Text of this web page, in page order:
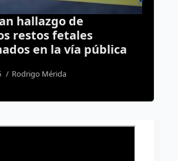
Safe” por homicidio en
lo detienen durante
Sinergia
Susana Ramos